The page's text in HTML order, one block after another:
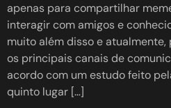
apenas para compartilhar
interagir com amigos e
muito além disso e
os principais canais de
acordo com um estudo feito
quinto lugar […]